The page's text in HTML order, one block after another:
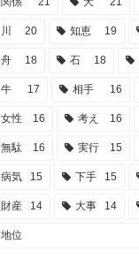
川 20 知恵 19
舟 18 石 18
牛 17 相手 16
女性 16 考え 16
無駄 16 実行 15
病気 15 下手 15
財産 14 大事 14
地位